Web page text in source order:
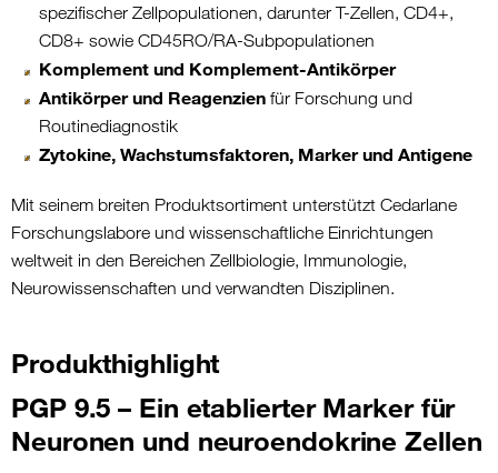
spezifischer Zellpopulationen, darunter T-Zellen, CD4+,
CD8+ sowie CD45RO/RA-Subpopulationen
Komplement und Komplement-Antikörper
Antikörper und Reagenzien für Forschung und
Routinediagnostik
Zytokine, Wachstumsfaktoren, Marker und Antigene
Mit seinem breiten Produktsortiment unterstützt Cedarlane
Forschungslabore und wissenschaftliche Einrichtungen
weltweit in den Bereichen Zellbiologie, Immunologie,
Neurowissenschaften und verwandten Disziplinen.
Produkthighlight
PGP 9.5 – Ein etablierter Marker für
Neuronen und neuroendokrine Zellen